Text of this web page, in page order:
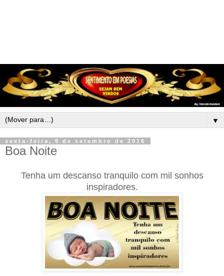
▼
sexta-feira, 9 de setembro de 2016
Boa Noite
Tenha um descanso tranquilo com mil sonhos
inspiradores.